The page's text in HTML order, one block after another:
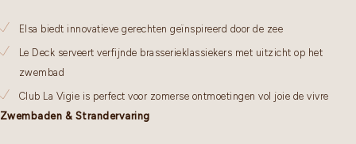
Elsa biedt innovatieve gerechten geïnspireerd door de zee
Le Deck serveert verfijnde brasserieklassiekers met uitzicht op het
zwembad
Club La Vigie is perfect voor zomerse ontmoetingen vol joie de vivre
Zwembaden & Strandervaring